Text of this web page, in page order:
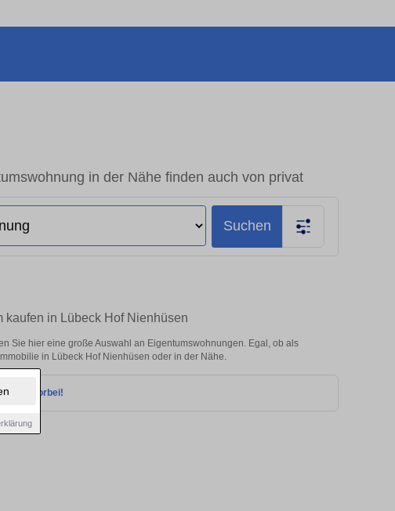
in der Nähe finden auch von privat
Suchen
kaufen in Lübeck Hof Nienhüsen
Sie hier eine große Auswahl an Eigentumswohnungen. Egal, ob als
in Lübeck Hof Nienhüsen oder in der Nähe.
vorbei!